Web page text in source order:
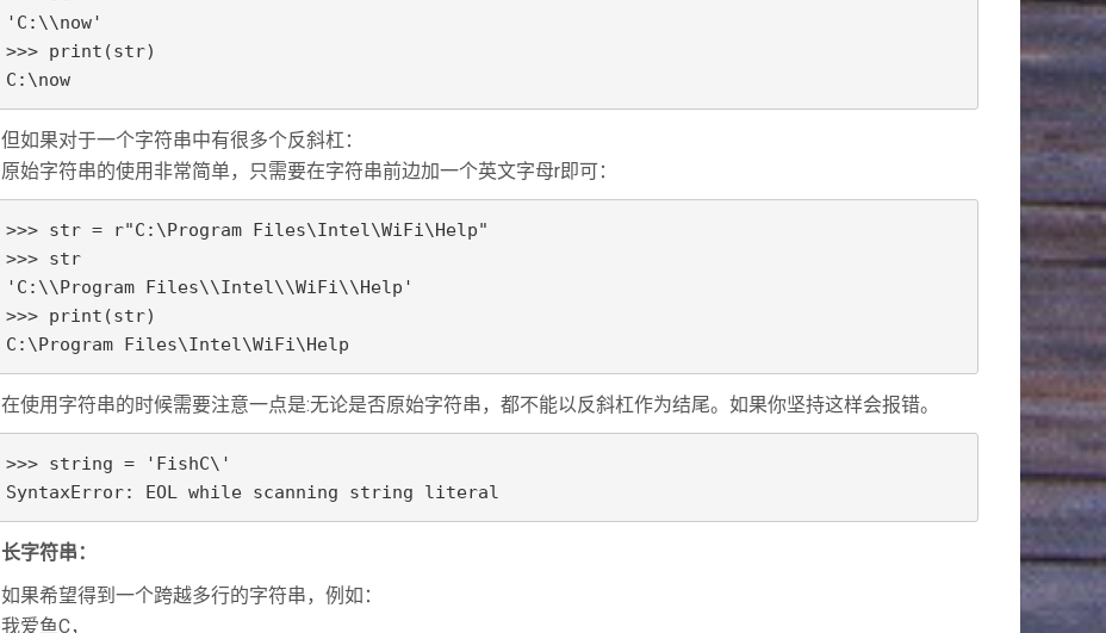
'C:\\now'
>>> print(str)
C:\now
但如果对于一个字符串中有很多个反斜杠：
原始字符串的使用非常简单，只需要在字符串前边加一个英文字母r即可：
>>> str = r"C:\Program Files\Intel\WiFi\Help"
>>> str
'C:\\Program Files\\Intel\\WiFi\\Help'
>>> print(str)
C:\Program Files\Intel\WiFi\Help
在使用字符串的时候需要注意一点是:无论是否原始字符串，都不能以反斜杠作为结尾。如果你坚持这样会报错。
>>> string = 'FishC\'
SyntaxError: EOL while scanning string literal
长字符串：
如果希望得到一个跨越多行的字符串，例如：
我爱鱼C，